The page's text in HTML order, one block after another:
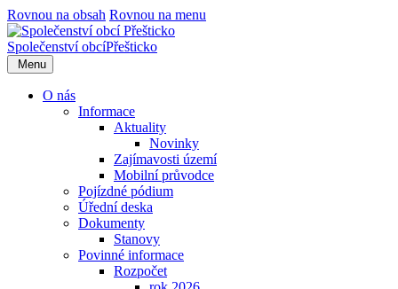
Rovnou na obsah Rovnou na menu
Společenství obcíPřešticko
Menu
O nás
Informace
Aktuality
Novinky
Zajímavosti území
Mobilní průvodce
Pojízdné pódium
Úřední deska
Dokumenty
Stanovy
Povinné informace
Rozpočet